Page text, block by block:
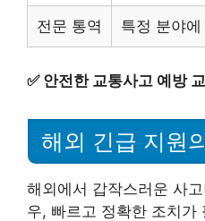
전문 통역 특정 분야
✅ 안전한 교통사고 예방
해외 긴급 지원
해외에서 갑작스러운 사
우, 빠르고 정확한 조치가